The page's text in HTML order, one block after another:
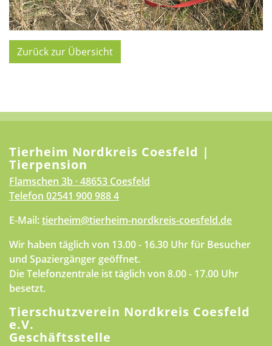
Zurück zur Übersicht
Tierheim Nordkreis Coesfeld |
Tierpension
Flamschen 3b · 48653 Coesfeld
Telefon 02541 900 988 4
E-Mail:tierheim@tierheim-nordkreis-coesfeld.de
Wir haben täglich von 13.00 - 16.30 Uhr für Besucher
und Spaziergänger geöffnet.
Die Telefonzentrale ist täglich von 8.00 - 17.00 Uhr
besetzt.
Tierschutzverein Nordkreis Coesfeld
e.V.
Geschäftsstelle